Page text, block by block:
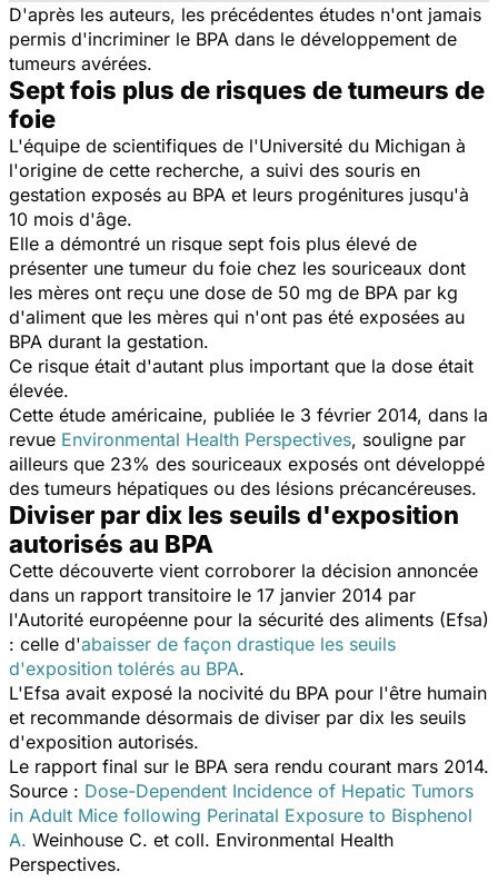
D'après les auteurs, les précédentes études n'ont jamais
permis d'incriminer le BPA dans le développement de
tumeurs avérées.
Sept fois plus de risques de tumeurs de
foie
L'équipe de scientifiques de l'Université du Michigan à
l'origine de cette recherche, a suivi des souris en
gestation exposés au BPA et leurs progénitures jusqu'à
10 mois d'âge.
Elle a démontré un risque sept fois plus élevé de
présenter une tumeur du foie chez les souriceaux dont
les mères ont reçu une dose de 50 mg de BPA par kg
d'aliment que les mères qui n'ont pas été exposées au
BPA durant la gestation.
Ce risque était d'autant plus important que la dose était
élevée.
Cette étude américaine, publiée le 3 février 2014, dans la
revue Environmental Health Perspectives, souligne par
ailleurs que 23% des souriceaux exposés ont développé
des tumeurs hépatiques ou des lésions précancéreuses.
Diviser par dix les seuils d'exposition
autorisés au BPA
Cette découverte vient corroborer la décision annoncée
dans un rapport transitoire le 17 janvier 2014 par
l'Autorité européenne pour la sécurité des aliments (Efsa)
: celle d'abaisser de façon drastique les seuils
d'exposition tolérés au BPA.
L'Efsa avait exposé la nocivité du BPA pour l'être humain
et recommande désormais de diviser par dix les seuils
d'exposition autorisés.
Le rapport final sur le BPA sera rendu courant mars 2014.
Source : Dose-Dependent Incidence of Hepatic Tumors
in Adult Mice following Perinatal Exposure to Bisphenol
A. Weinhouse C. et coll. Environmental Health
Perspectives.